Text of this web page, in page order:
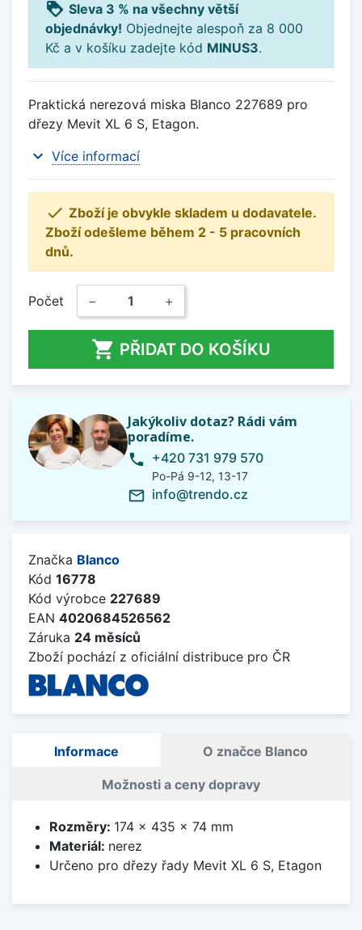
loyalty Sleva 3 % na všechny větší
objednávky! Objednejte alespoň za 8 000
Kč a v košíku zadejte kód MINUS3.
Praktická nerezová miska Blanco 227689 pro
dřezy Mevit XL 6 S, Etagon.
expand_more Více informací
 Zboží je obvykle skladem u dodavatele.
Zboží odešleme během 2 - 5 pracovních
dnů.
Počet − +
 PŘIDAT DO KOŠÍKU
Jakýkoliv dotaz? Rádi vám
poradíme.
phone +420 731 979 570
Po-Pá 9-12, 13-17
mail_outline info@trendo.cz
Značka Blanco
Kód 16778
Kód výrobce 227689
EAN 4020684526562
Záruka 24 měsíců
Zboží pochází z oficiální distribuce pro ČR
Informace O značce Blanco
Možnosti a ceny dopravy
Rozměry: 174 x 435 x 74 mm
Materiál: nerez
Určeno pro dřezy řady Mevit XL 6 S, Etagon